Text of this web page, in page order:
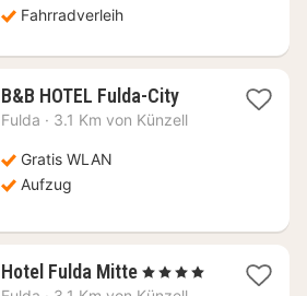
Fahrradverleih
B&B HOTEL Fulda-City1
Nacht
Fulda · 3.1 Km von Künzell
Gratis WLAN
Aufzug
Hotel Fulda Mitte1
Nacht
, 4 Sterne